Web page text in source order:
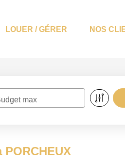
LOUER / GÉRER NOS
max